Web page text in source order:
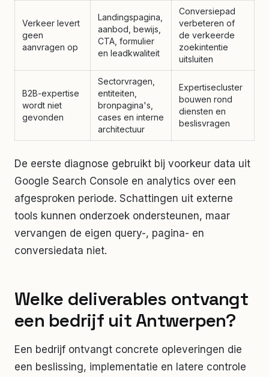
Verkeer levert
geen
aanvragen op
Landingspagina,
aanbod, bewijs,
CTA, formulier
en leadkwaliteit
Conversiepad
verbeteren of
de verkeerde
zoekintentie
uitsluiten
B2B-expertise
wordt niet
gevonden
Sectorvragen,
entiteiten,
bronpagina's,
cases en interne
architectuur
Expertisecluster
bouwen rond
diensten en
beslisvragen
De eerste diagnose gebruikt bij voorkeur data uit
Google Search Console en analytics over een
afgesproken periode. Schattingen uit externe
tools kunnen onderzoek ondersteunen, maar
vervangen de eigen query-, pagina- en
conversiedata niet.
Welke deliverables ontvangt
een bedrijf uit Antwerpen?
Een bedrijf ontvangt concrete opleveringen die
een beslissing, implementatie en latere controle